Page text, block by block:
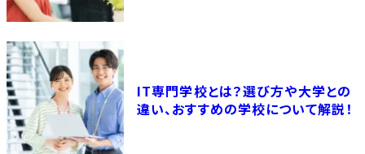
IT専門学校とは？選び方や大学との
違い、おすすめの学校について解説！